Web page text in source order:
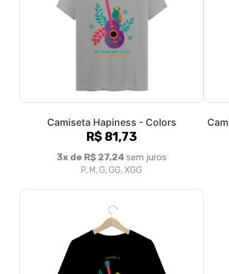
Camiseta Hapiness - Colors
R$ 81,73
3x de R$ 27,24 sem juros
P, M, G, GG, XGG